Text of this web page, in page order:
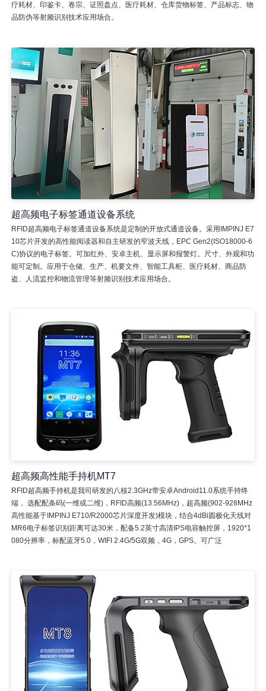
疗耗材、印鉴卡、卷宗、证照盘点、医疗耗材、仓库货物标签、产品标志、物
品防伪等射频识别技术应用场合。
超高频电子标签通道设备系统
RFID超高频电子标签通道设备系统是定制的开放式通道设备。采用IMPINJ E7
10芯片开发的高性能阅读器和自主研发的窄波天线，EPC Gen2(ISO18000-6
C)协议的电子标签。可加红外、安卓主机、显示屏和报警灯。尺寸、外观和功
能可定制。应用于仓储、生产、机要文件、智能工具柜、医疗耗材、商品防
盗、人流监控和物流管理等射频识别技术应用场合。
超高频高性能手持机MT7
RFID超高频手持机是我司研发的八核2.3GHz带安卓Android11.0系统手持终
端， 选配配条码(一维或二维)，RFID高频(13.56MHz)，超高频(902-928MHz
高性能基于IMPINJ E710/R2000芯片深度开发)模块，结合4dBi圆极化天线对
MR6电子标签识别距离可达30米，配备5.2英寸高清IPS电容触控屏，1920*1
080分辨率，标配蓝牙5.0，WIFI 2.4G/5G双频，4G，GPS。可广泛